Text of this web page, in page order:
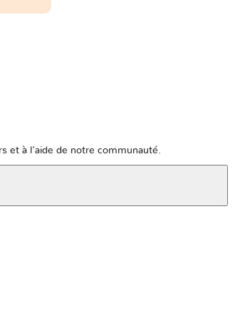
et à l'aide de notre communauté.